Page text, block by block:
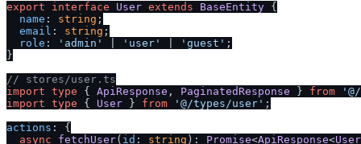
export
interface User extends BaseEntity {
name : string ;
email : string ;
role : 'admin' 'user' 'guest' ;
}
// stores/user.ts
import type { ApiResponse , PaginatedResponse } from '@/
import type { User } from '@/types/user' ;
actions : {
async
fetchUser( id : string ): Promise<ApiResponse<User